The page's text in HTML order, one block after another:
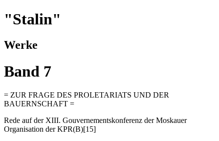
"Stalin"
Werke
Band 7
= ZUR FRAGE DES PROLETARIATS UND DER
BAUERNSCHAFT =
Rede auf der XIII. Gouvernementskonferenz der Moskauer
Organisation der KPR(B)[15]